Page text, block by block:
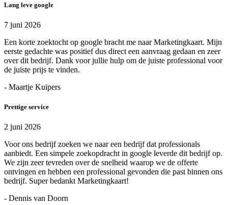
Lang leve google
7 juni 2026
Een korte zoektocht op google bracht me naar Marketingkaart. Mijn
eerste gedachte was positief dus direct een aanvraag gedaan en zeer
over dit bedrijf. Dank voor jullie hulp om de juiste professional voor
de juiste prijs te vinden.
- Maartje Kuipers
Prettige service
2 juni 2026
Voor ons bedrijf zoeken we naar een bedrijf dat professionals
aanbiedt. Een simpele zoekopdracht in google leverde dit bedrijf op.
We zijn zeer tevreden over de snelheid waarop we de offerte
ontvingen en hebben een professional gevonden die past binnen ons
bedrijf. Super bedankt Marketingkaart!
- Dennis van Doorn